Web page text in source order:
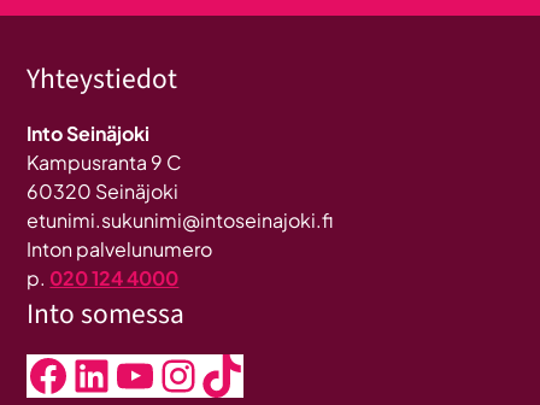
Yhteystiedot
Into Seinäjoki
Kampusranta 9 C
60320 Seinäjoki
etunimi.sukunimi@intoseinajoki.fi
Inton palvelunumero
p. 020 124 4000
Into somessa
Facebook LinkedIn YouTube InstagramTikTok